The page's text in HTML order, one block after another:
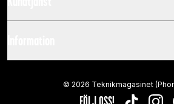
© 2026 Teknikmagasinet